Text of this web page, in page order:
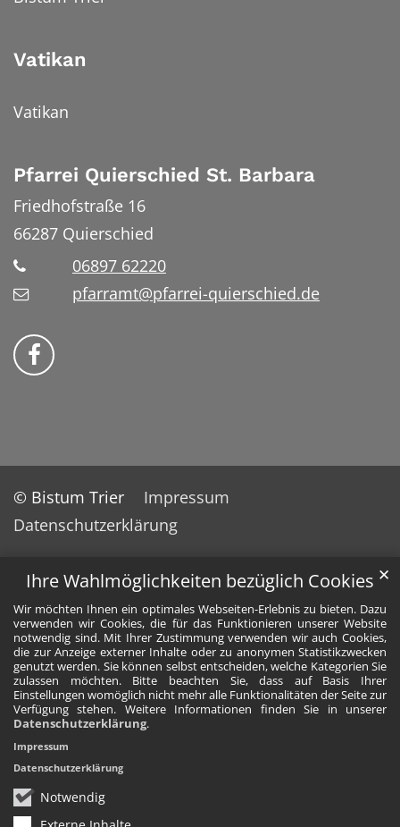
Ihre Wahlmöglichkeiten bezüglich Cookies
Wir möchten Ihnen ein optimales Webseiten-Erlebnis zu bieten. Dazu
verwenden wir Cookies, die für das Funktionieren unserer Website
notwendig sind. Mit Ihrer Zustimmung verwenden wir auch Cookies,
die zur Anzeige externer Inhalte oder zu anonymen Statistikzwecken
genutzt werden. Sie können selbst entscheiden, welche Kategorien Sie
zulassen möchten. Bitte beachten Sie, dass auf Basis Ihrer
Einstellungen womöglich nicht mehr alle Funktionalitäten der Seite zur
Verfügung stehen. Weitere Informationen finden Sie in unserer
Datenschutzerklärung.
Notwendig
✕
Impressum
Datenschutzerklärung
Vatikan
Vatikan
Pfarrei Quierschied St. Barbara
Friedhofstraße 16
66287 Quierschied
06897 62220
pfarramt@pfarrei-quierschied.de
Bistum Trier auf Facebook
© Bistum Trier
Impressum
Datenschutzerklärung